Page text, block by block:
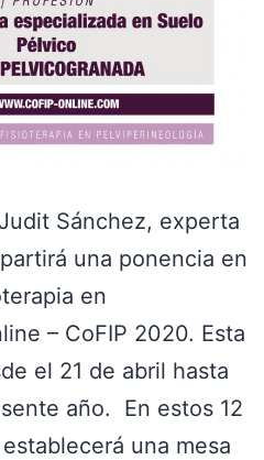
Sánchez, experta
una ponencia en
en
– CoFIP 2020. Esta
el 21 de abril hasta
año. En estos 12
una mesa